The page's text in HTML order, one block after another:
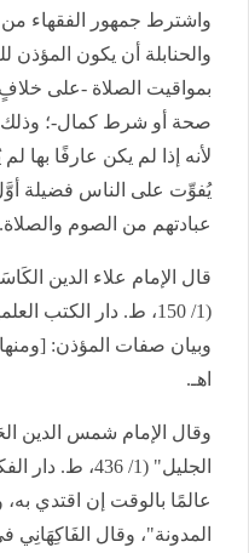
واشترط جمهور الفقهاء من
والحنابلة أن يكون المؤذن
بمواقيت الصلاة -على
صحة أو شرط كمال-؛ وذلك
لأنه إذا لم يكن عارفًا بها
يُفوِّت على الناس فضيلة
عبادتهم من الصوم والصلاة.
قال الإمام علاء الدين
(1/ 150، ط. دار الكتب
وبيان صفات المؤذن:
اهـ.
وقال الإمام شمس الدين
الجليل" (1/
عالمًا بالوقت إن اقتدي
المدونة"، وقال